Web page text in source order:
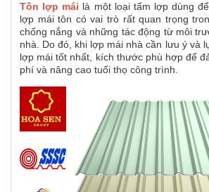
Tôn lợp mái là một loại tấm lợp dùng để
lợp mái tôn có vai trò rất quan trọng
chống nắng và những tác động từ môi
nhà. Do đó, khi lợp mái nhà cần lưu ý và
lợp mái tốt nhất, kích thước phù hợp để
phí và nâng cao tuổi thọ công trình.